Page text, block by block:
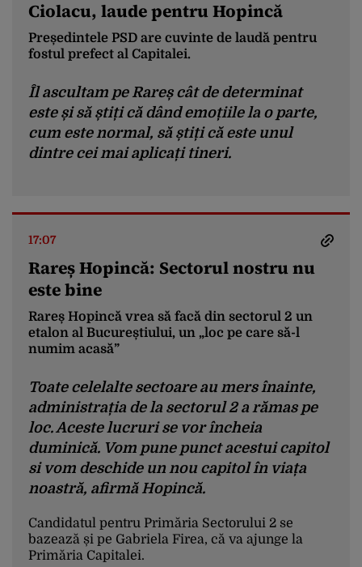
Ciolacu, laude pentru Hopincă
Președintele PSD are cuvinte de laudă pentru
fostul prefect al Capitalei.
Îl ascultam pe Rareș cât de determinat
este și să știți că dând emoțiile la o parte,
cum este normal, să știți că este unul
dintre cei mai aplicați tineri.
17:07
Rareș Hopincă: Sectorul nostru nu
este bine
Rareș Hopincă vrea să facă din sectorul 2 un
etalon al Bucureștiului, un „loc pe care să-l
numim acasă”
Toate celelalte sectoare au mers înainte,
administrația de la sectorul 2 a rămas pe
loc. Aceste lucruri se vor încheia
duminică. Vom pune punct acestui capitol
si vom deschide un nou capitol în viața
noastră, afirmă Hopincă.
Candidatul pentru Primăria Sectorului 2 se
bazează și pe Gabriela Firea, că va ajunge la
Primăria Capitalei.